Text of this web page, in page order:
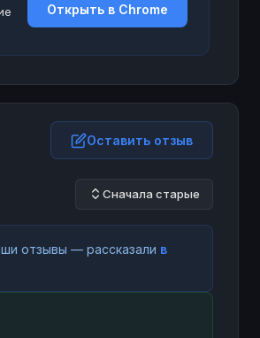
Открыть в Chrome
Оставить отзыв
Сначала старые
отзывы — рассказали в